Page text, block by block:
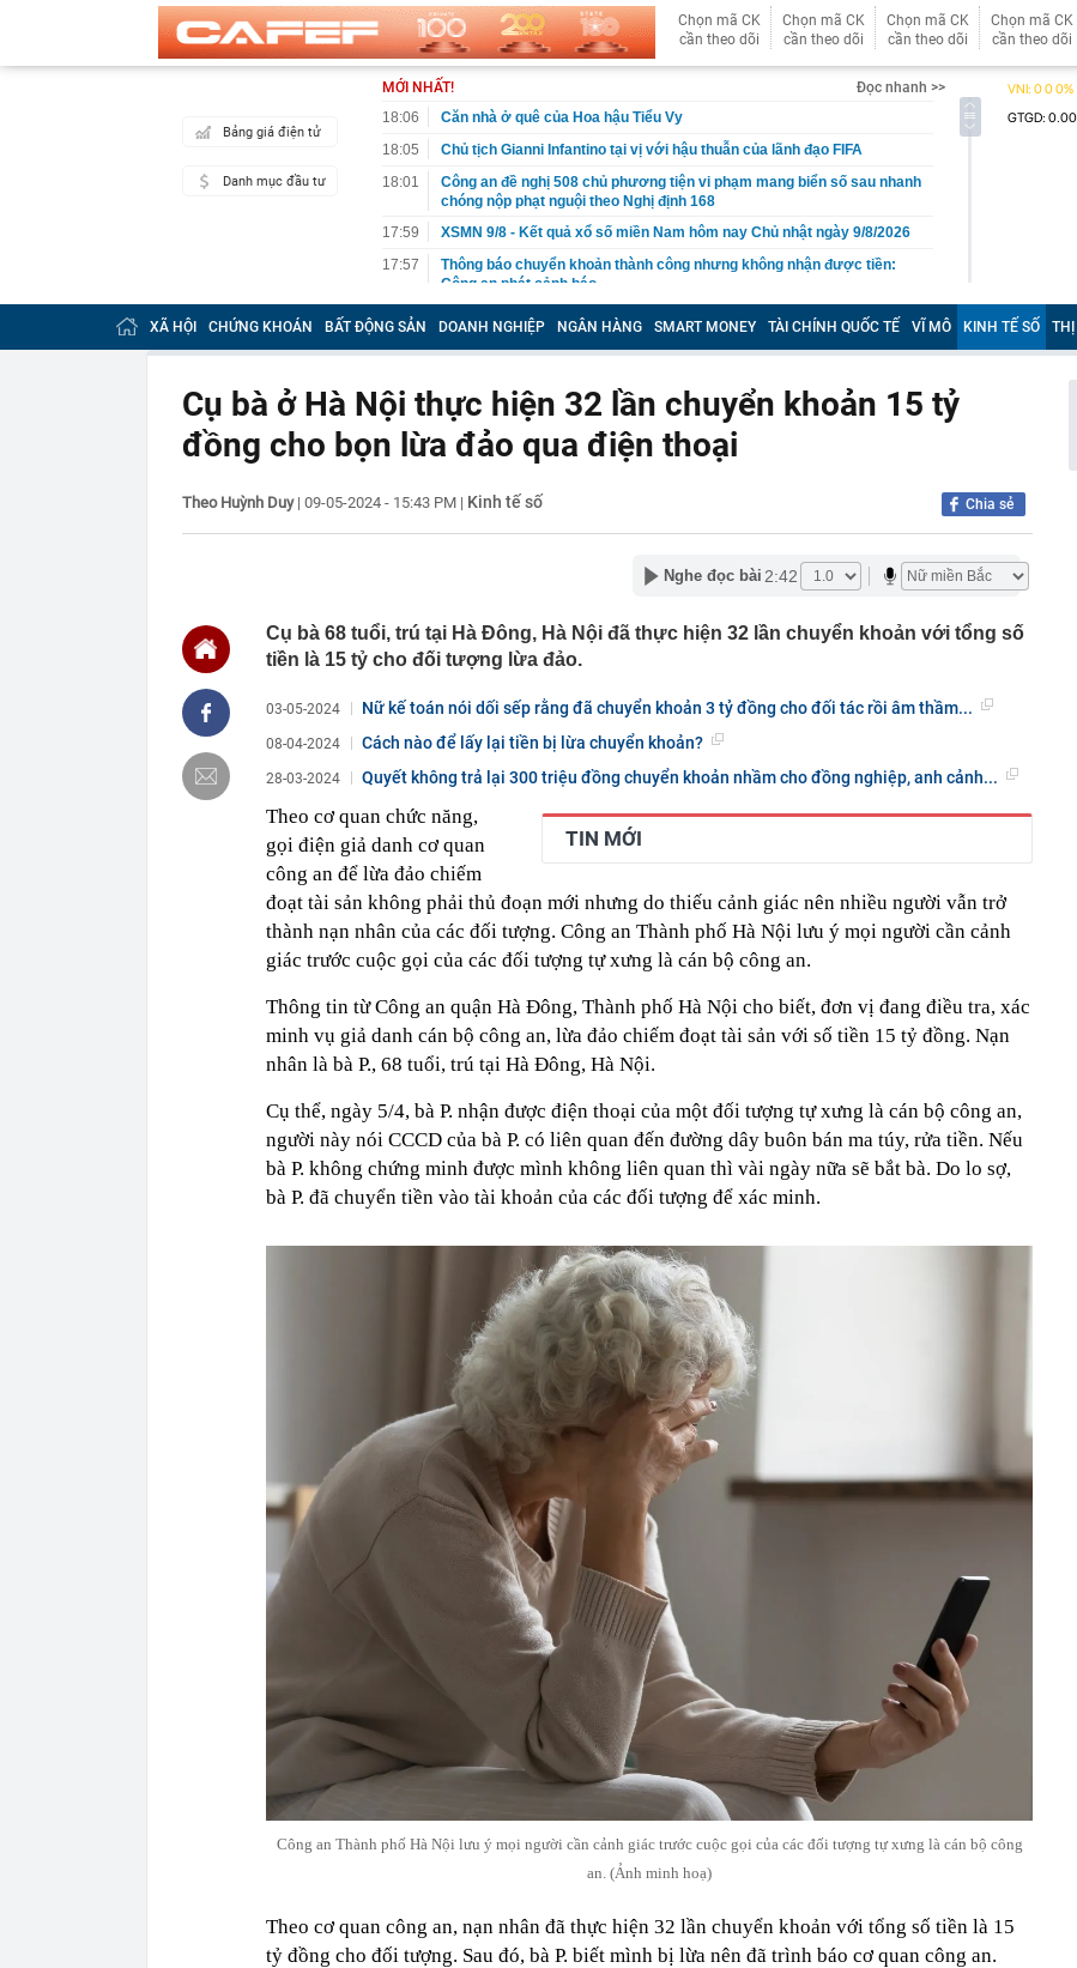
Chọn mã CK
cần theo dõi
Chọn mã CK
cần theo dõi
Chọn mã CK
cần theo dõi
Chọn mã CK
cần theo dõi
Bảng giá điện tử
Danh mục đầu tư
MỚI NHẤT!
Đọc nhanh >>
18:06
Căn nhà ở quê của Hoa hậu Tiểu Vy
18:05
Chủ tịch Gianni Infantino tại vị với hậu thuẫn của lãnh đạo FIFA
18:01
Công an đề nghị 508 chủ phương tiện vi phạm mang biển số sau nhanh
chóng nộp phạt nguội theo Nghị định 168
17:59
XSMN 9/8 - Kết quả xổ số miền Nam hôm nay Chủ nhật ngày 9/8/2026
17:57
Thông báo chuyển khoản thành công nhưng không nhận được tiền:
Công an phát cảnh báo
17:51
Một doanh nghiệp sắp trả 3.000 đồng/cp, lịch sử cổ tức tiền mặt “đều
như vắt tranh”
17:39
Thông cáo đặc biệt của Ban Chấp hành Trung ương Đảng Cộng sản
Việt Nam
“Nữ cơ trưởng đẹp nhất lịch sử hàng không” giờ ra sao?
17:32
Nhà có khách bất ngờ, tôi vét tủ lạnh làm mâm cơm 5 món: Món rẻ
Những trường hợp được đóng bù BHXH để đủ điều kiện hưởng lương
17:24
Thức uống "cà phê trà xanh" đang phủ sóng mạng xã hội Nhật: Vì sao
nhiều người tin rằng nó giúp kiểm soát cân nặng?
2.084 tỷ đồng
17:15
Transimex sắp trả cổ tức bằng cổ phiếu tỷ lệ 7%
3 thói quen đun nước uống cần bỏ ngay
USD của Việt Nam
17:07
Vì sao phải điều chỉnh dự án đường sắt Lào Cai - Hà Nội - Hải Phòng?
17:04
Nữ ca sĩ đình đám kể chuyện quá khứ với Bằng Kiều
17:00
Fed khó tăng lãi suất vào tháng 9
XÃ HỘI CHỨNG KHOÁN BẤT ĐỘNG SẢN DOANH NGHIỆP NGÂN HÀNG SMART MONEY TÀI CHÍNH QUỐC TẾ VĨ MÔ KINH TẾ SỐ THỊ
Cụ bà ở Hà Nội thực hiện 32 lần chuyển khoản 15 tỷ
đồng cho bọn lừa đảo qua điện thoại
Theo Huỳnh Duy | 09-05-2024 - 15:43 PM | Kinh tế số Chia sẻ
Nghe đọc bài 2:42
Cụ bà 68 tuổi, trú tại Hà Đông, Hà Nội đã thực hiện 32 lần chuyển khoản với tổng số
tiền là 15 tỷ cho đối tượng lừa đảo.
03-05-2024 Nữ kế toán nói dối sếp rằng đã chuyển khoản 3 tỷ đồng cho đối tác rồi âm thầm...
08-04-2024 Cách nào để lấy lại tiền bị lừa chuyển khoản?
28-03-2024 Quyết không trả lại 300 triệu đồng chuyển khoản nhầm cho đồng nghiệp, anh cảnh...
TIN MỚI
Theo cơ quan chức năng,
gọi điện giả danh cơ quan
công an để lừa đảo chiếm
đoạt tài sản không phải thủ đoạn mới nhưng do thiếu cảnh giác nên nhiều người vẫn trở
thành nạn nhân của các đối tượng. Công an Thành phố Hà Nội lưu ý mọi người cần cảnh
giác trước cuộc gọi của các đối tượng tự xưng là cán bộ công an.
Thông tin từ Công an quận Hà Đông, Thành phố Hà Nội cho biết, đơn vị đang điều tra, xác
minh vụ giả danh cán bộ công an, lừa đảo chiếm đoạt tài sản với số tiền 15 tỷ đồng. Nạn
nhân là bà P., 68 tuổi, trú tại Hà Đông, Hà Nội.
Cụ thể, ngày 5/4, bà P. nhận được điện thoại của một đối tượng tự xưng là cán bộ công an,
người này nói CCCD của bà P. có liên quan đến đường dây buôn bán ma túy, rửa tiền. Nếu
bà P. không chứng minh được mình không liên quan thì vài ngày nữa sẽ bắt bà. Do lo sợ,
bà P. đã chuyển tiền vào tài khoản của các đối tượng để xác minh.
Công an Thành phố Hà Nội lưu ý mọi người cần cảnh giác trước cuộc gọi của các đối tượng tự xưng là cán bộ công
an. (Ảnh minh hoạ)
Theo cơ quan công an, nạn nhân đã thực hiện 32 lần chuyển khoản với tổng số tiền là 15
tỷ đồng cho đối tượng. Sau đó, bà P. biết mình bị lừa nên đã trình báo cơ quan công an.